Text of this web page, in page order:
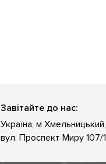
Завітайте до нас:
Україна, м Хмельницький,
вул. Проспект Миру 107/1